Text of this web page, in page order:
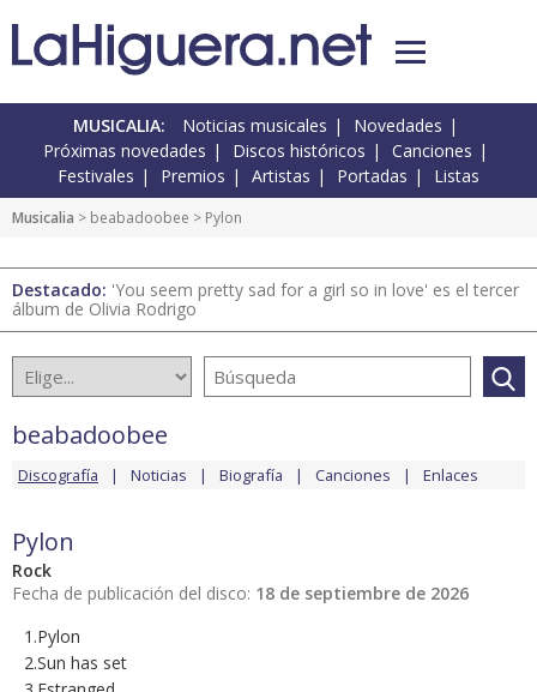
MUSICALIA: Noticias musicales
Novedades
Próximas novedades
Discos históricos
Canciones
Festivales
Premios Artistas Portadas Listas
Musicalia > beabadoobee > Pylon
Destacado: 'You seem pretty sad for a girl so in love' es el tercer
álbum de Olivia Rodrigo
beabadoobee
Discografía Noticias Biografía Canciones Enlaces
Pylon
Rock
Fecha de publicación del disco: 18 de septiembre de 2026
1.Pylon
2.Sun has set